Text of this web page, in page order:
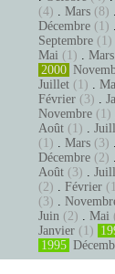
(4) . Mars (8) .
Décembre (1) .
Septembre (1)
Mai (1) . Mars
2000
Juillet (1) .
Février (3) .
Novembre (1)
Août (1) .
(1) . Mars (3) .
Décembre (2) .
Août (3) .
(2) . Février
(3) .
Juin (2) . Mai
Janvier (1)
1995